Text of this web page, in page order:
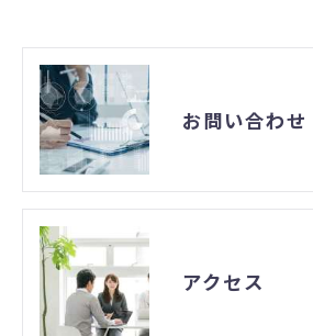
お問い合わせ
アクセス